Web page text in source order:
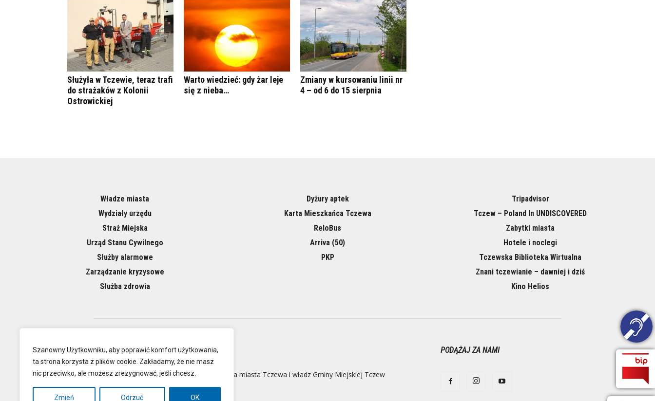
Szanowny Użytkowniku, aby poprawić komfort użytkowania,
ta strona korzysta z plików cookie. Zakładamy, że nie masz
nic przeciwko, ale możesz zrezygnować, jeśli chcesz.
Zmień Odrzuć OK
Służyła w Tczewie, teraz trafi
do strażaków z Kolonii
Ostrowickiej
Warto wiedzieć: gdy żar leje
się z nieba…
Zmiany w kursowaniu linii nr
4 – od 6 do 15 sierpnia
Władze miasta
Wydziały urzędu
Straż Miejska
Urząd Stanu Cywilnego
Służby alarmowe
Zarządzanie kryzysowe
Służba zdrowia
Dyżury aptek
Karta Mieszkańca Tczewa
ReloBus
Arriva (50)
PKP
Tripadvisor
Tczew – Poland In UNDISCOVERED
Zabytki miasta
Hotele i noclegi
Tczewska Biblioteka Wirtualna
Znani tczewianie – dawniej i dziś
Kino Helios
O NAS
Oficjalna strona miasta Tczewa i władz Gminy Miejskiej Tczew
PODĄŻAJ ZA NAMI